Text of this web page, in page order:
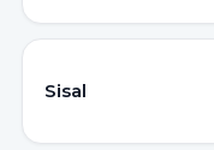
Sisal